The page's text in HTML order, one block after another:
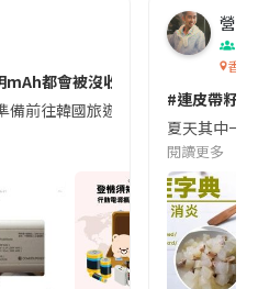
mAh都會被沒收😱出發前切記檢查
備前往韓國旅遊的民眾，近期要
營養
香港
#連皮帶籽
夏天其中一
閱讀更多